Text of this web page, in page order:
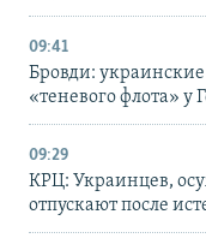
09:41
Бровди:
«теневого флота» у
09:29
КРЦ: Украинцев,
отпускают после